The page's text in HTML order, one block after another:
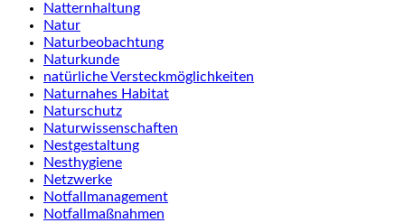
Natternhaltung
Natur
Naturbeobachtung
Naturkunde
natürliche Versteckmöglichkeiten
Naturnahes Habitat
Naturschutz
Naturwissenschaften
Nestgestaltung
Nesthygiene
Netzwerke
Notfallmanagement
Notfallmaßnahmen